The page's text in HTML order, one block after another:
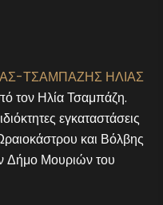
ΤΣΑΜΠΑΖΗΣ ΗΛΙΑΣ
τον Ηλία Τσαμπάζη.
εγκαταστάσεις
και Βόλβης
Δήμο Μουριών του